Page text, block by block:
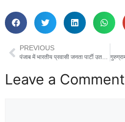
PREVIOUS
पंजाब में भारतीय प्रवासी जनता पार्टी उतरी तो क्या बदल सकता है राजनीतिक समीकरण?
Leave a Comment